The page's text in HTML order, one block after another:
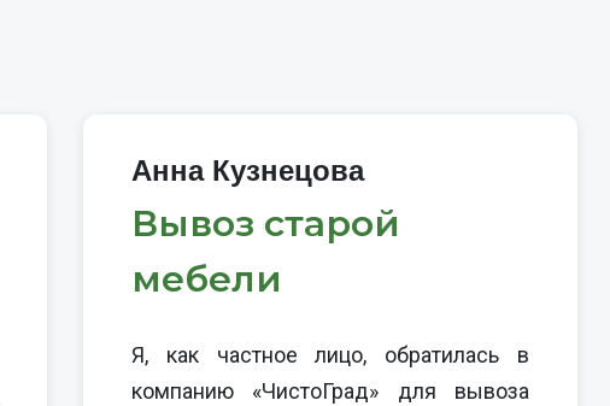
Анна Кузнецова
Вывоз старой
мебели
Я, как частное лицо, обратилась в
компанию «ЧистоГрад» для вывоза